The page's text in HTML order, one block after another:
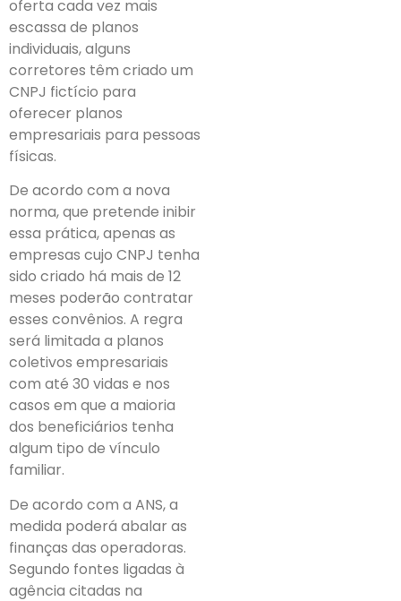
oferta cada vez mais
escassa de planos
individuais, alguns
corretores têm criado um
CNPJ fictício para
oferecer planos
empresariais para pessoas
físicas.
De acordo com a nova
norma, que pretende inibir
essa prática, apenas as
empresas cujo CNPJ tenha
sido criado há mais de 12
meses poderão contratar
esses convênios. A regra
será limitada a planos
coletivos empresariais
com até 30 vidas e nos
casos em que a maioria
dos beneficiários tenha
algum tipo de vínculo
familiar.
De acordo com a ANS, a
medida poderá abalar as
finanças das operadoras.
Segundo fontes ligadas à
agência citadas na